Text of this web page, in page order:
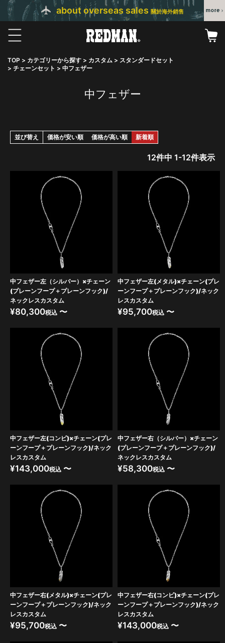
about overseas sales 關於海外銷售
TOP カテゴリーから探す カスタム
スタンダードセット
チェーンセット
中フェザー
中フェザー
並び替え 価格が安い順 価格が高い順 新着順
12件中 1-12件表示
中フェザー左（シルバー）×チェーン
(プレーンフープ＋プレーンフック)/
ネックレスカスタム
¥80,300税込 〜
中フェザー左(メタル)×チェーン(プレ
ーンフープ＋プレーンフック)/ネック
レスカスタム
¥95,700税込 〜
中フェザー左(コンビ)×チェーン(プレ
ーンフープ＋プレーンフック)/ネック
レスカスタム
¥143,000税込 〜
中フェザー右（シルバー）×チェーン
(プレーンフープ＋プレーンフック)/
ネックレスカスタム
¥58,300税込 〜
中フェザー右(メタル)×チェーン(プレ
ーンフープ＋プレーンフック)/ネック
レスカスタム
¥95,700税込 〜
中フェザー右(コンビ)×チェーン(プレ
ーンフープ＋プレーンフック)/ネック
レスカスタム
¥143,000税込 〜